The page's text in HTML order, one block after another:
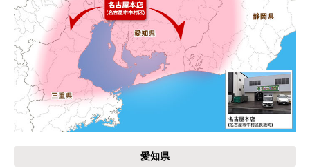
期待通りにきちんと対応してもらえました。
【注文からどのくらいで届きましたか？】
工事日を自分から発注の2週間先にしていたので、
遅れることもなく予定通りに工事前に到着。
【その他感想・コメント】
保証書に添付する工事店の証明もきちんと対応し
次に何か交換タイミングが来たら、一番の候補先
愛知県